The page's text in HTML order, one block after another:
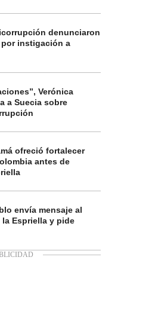
denunciaron
instigación a
Verónica
a Suecia sobre
ofreció fortalecer
antes de
envía mensaje al
Espriella y pide